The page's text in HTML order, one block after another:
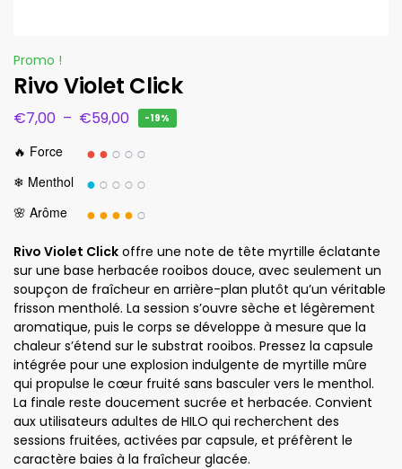
Promo !
Rivo Violet Click
€7,00 – €59,00 -19%
🔥 Force ●●○○○
❄ Menthol ●○○○○
🌸 Arôme ●●●●○
Rivo Violet Click offre une note de tête myrtille éclatante
sur une base herbacée rooibos douce, avec seulement un
soupçon de fraîcheur en arrière-plan plutôt qu’un véritable
frisson mentholé. La session s’ouvre sèche et légèrement
aromatique, puis le corps se développe à mesure que la
chaleur s’étend sur le substrat rooibos. Pressez la capsule
intégrée pour une explosion indulgente de myrtille mûre
qui propulse le cœur fruité sans basculer vers le menthol.
La finale reste doucement sucrée et herbacée. Convient
aux utilisateurs adultes de HILO qui recherchent des
sessions fruitées, activées par capsule, et préfèrent le
caractère baies à la fraîcheur glacée.